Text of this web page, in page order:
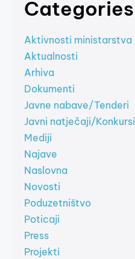
Categories
Aktivnosti ministarstva
Aktualnosti
Arhiva
Dokumenti
Javne nabave/Tenderi
Javni natječaji/Konkursi
Mediji
Najave
Naslovna
Novosti
Poduzetništvo
Poticaji
Press
Projekti